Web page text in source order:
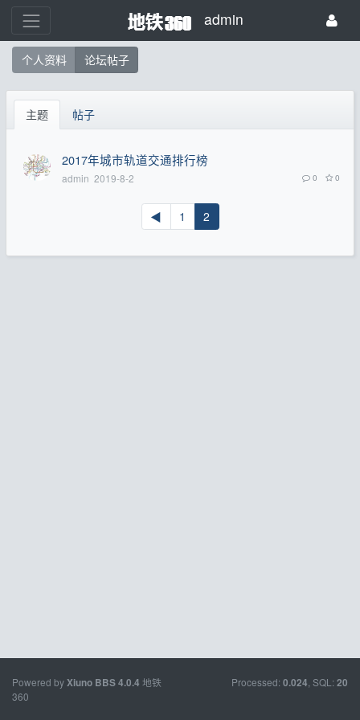
admin
个人资料 论坛帖子
主题 帖子
2017年城市轨道交通排行榜
admin 2019-8-2 0 0
◀ 1 2
Powered byXiuno BBS4.0.4 地铁
360
Processed: 0.024 , SQL: 20